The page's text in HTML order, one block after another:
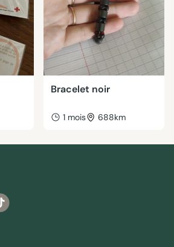
Bracelet noir
1 mois 688km